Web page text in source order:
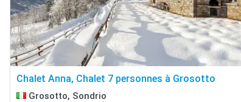
Chalet Anna, Chalet 7 personnes à Grosotto
Grosotto, Sondrio